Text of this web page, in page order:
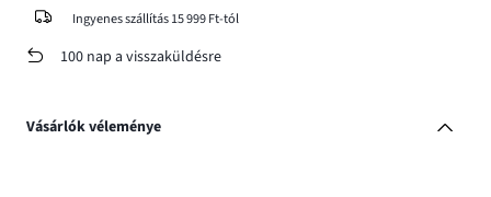
Ingyenes szállítás 15 999 Ft-tól
100 nap a visszaküldésre
Vásárlók véleménye